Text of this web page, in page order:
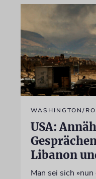
WASHINGTON/
USA:
Libanon
Man sei sich